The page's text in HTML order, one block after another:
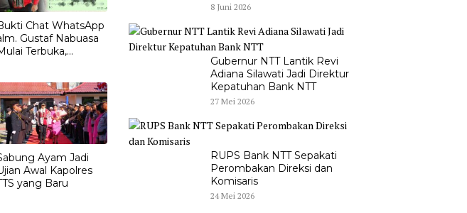
Chat WhatsApp
Gustaf Nabuasa
Terbuka,
Belum Didalami
Ayam Jadi
Awal Kapolres
yang Baru
8 Juni 2026
Gubernur NTT Lantik Revi
Adiana Silawati Jadi Direktur
Kepatuhan Bank NTT
27 Mei 2026
RUPS Bank NTT Sepakati
Perombakan Direksi dan
Komisaris
24 Mei 2026